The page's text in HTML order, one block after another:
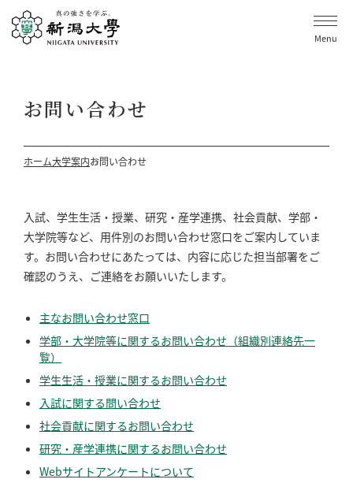
Menu
お問い合わせ
ホーム大学案内お問い合わせ
入試、学生生活・授業、研究・産学連携、社会貢献、学部・
大学院等など、用件別のお問い合わせ窓口をご案内していま
す。お問い合わせにあたっては、内容に応じた担当部署をご
確認のうえ、ご連絡をお願いいたします。
主なお問い合わせ窓口
学部・大学院等に関するお問い合わせ（組織別連絡先一
覧）
学生生活・授業に関するお問い合わせ
入試に関する問い合わせ
社会貢献に関するお問い合わせ
研究・産学連携に関するお問い合わせ
Webサイトアンケートについて